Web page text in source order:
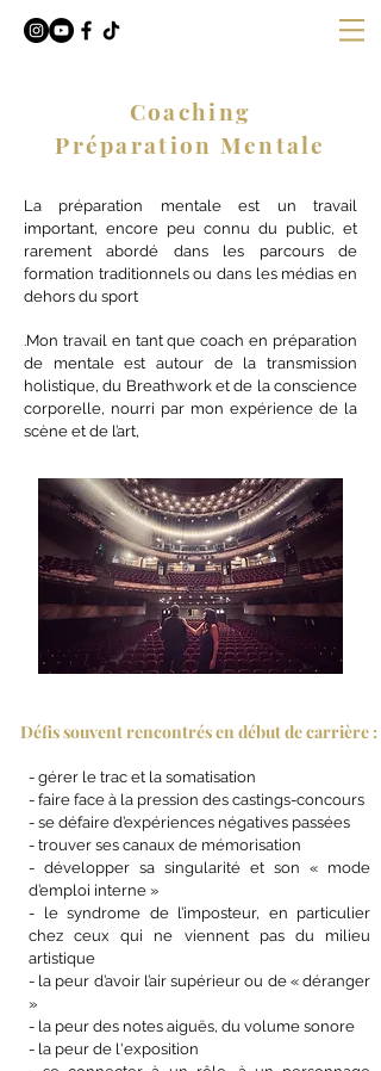
Coaching
Préparation Mentale
La préparation mentale est un travail
important, encore peu connu du public, et
rarement abordé dans les parcours de
formation traditionnels ou dans les médias en
dehors du sport
.Mon travail en tant que coach en préparation
de mentale est autour de la transmission
holistique, du Breathwork et de la conscience
corporelle, nourri par mon expérience de la
scène et de l’art,
Défis souvent rencontrés en début de carrière :
- gérer le trac et la somatisation
- faire face à la pression des castings-concours
- se défaire d’expériences négatives passées
- trouver ses canaux de mémorisation
- développer sa singularité et son « mode
d’emploi interne »
- le syndrome de l’imposteur, en particulier
chez ceux qui ne viennent pas du milieu
artistique
- la peur d’avoir l’air supérieur ou de « déranger
»
- la peur des notes aiguës, du volume sonore
- la peur de l'exposition